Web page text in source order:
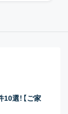
選！【ご家